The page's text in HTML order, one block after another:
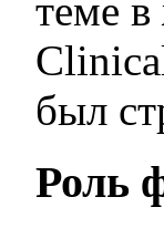
теме
был
Роль